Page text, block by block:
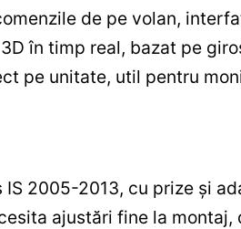
de pe volan,
în timp real, bazat pe
pe unitate, util pentru
2005-2013, cu prize și
ajustări fine la